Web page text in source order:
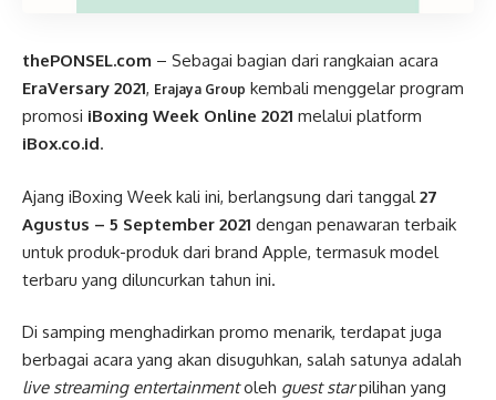
thePONSEL.com – Sebagai bagian dari rangkaian acara
EraVersary 2021, Erajaya Group kembali menggelar program
promosi iBoxing Week Online 2021 melalui platform
iBox.co.id.
Ajang iBoxing Week kali ini, berlangsung dari tanggal27
Agustus – 5 September 2021 dengan penawaran terbaik
untuk produk-produk dari brand Apple, termasuk model
terbaru yang diluncurkan tahun ini.
Di samping menghadirkan promo menarik, terdapat juga
berbagai acara yang akan disuguhkan, salah satunya adalah
live streaming entertainmentoleh guest starpilihan yang